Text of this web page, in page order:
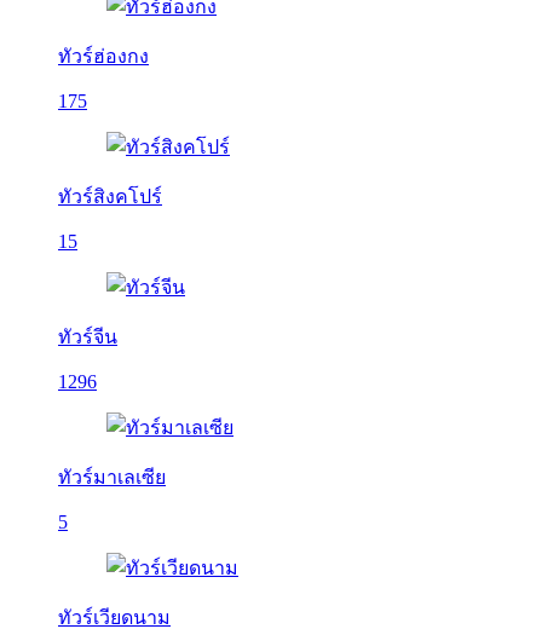
ทัวร์ฮ่องกง
175
ทัวร์สิงคโปร์
15
ทัวร์จีน
1296
ทัวร์มาเลเซีย
5
ทัวร์เวียดนาม